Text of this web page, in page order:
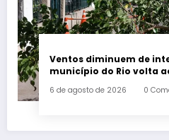
Ventos diminuem de
município do Rio volta
6 de agosto de 2026 0